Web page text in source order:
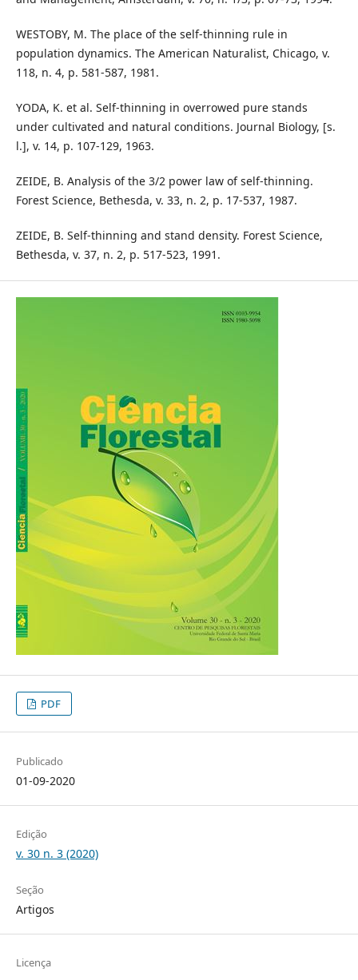
WESTOBY, M. The place of the self-thinning rule in
population dynamics. The American Naturalist, Chicago, v.
118, n. 4, p. 581-587, 1981.
YODA, K. et al. Self-thinning in overrowed pure stands
under cultivated and natural conditions. Journal Biology, [s.
l.], v. 14, p. 107-129, 1963.
ZEIDE, B. Analysis of the 3/2 power law of self-thinning.
Forest Science, Bethesda, v. 33, n. 2, p. 17-537, 1987.
ZEIDE, B. Self-thinning and stand density. Forest Science,
Bethesda, v. 37, n. 2, p. 517-523, 1991.
PDF
Publicado
01-09-2020
Edição
v. 30 n. 3 (2020)
Seção
Artigos
Licença